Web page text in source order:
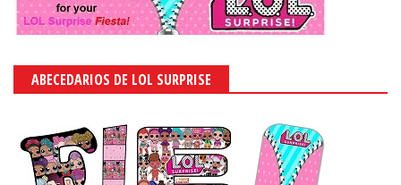
ABECEDARIOS DE LOL SURPRISE